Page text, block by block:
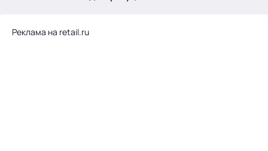
Реклама на retail.ru